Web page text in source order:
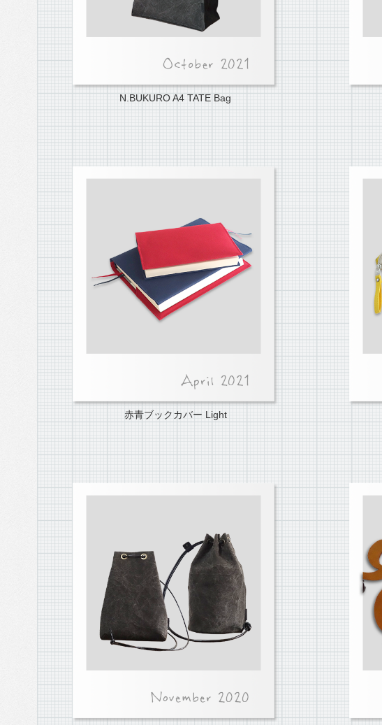
N.BUKURO A4 TATE Bag
赤青ブックカバー Light